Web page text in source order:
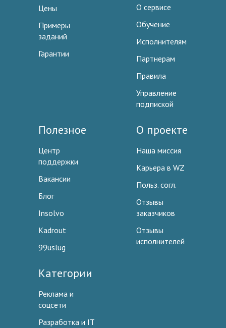
Цены
Примеры
заданий
Гарантии
О сервисе
Обучение
Исполнителям
Партнерам
Правила
Управление
подпиской
Полезное
Центр
поддержки
Вакансии
Блог
Insolvo
Kadrout
99uslug
О проекте
Наша миссия
Карьера в WZ
Польз. согл.
Отзывы
заказчиков
Отзывы
исполнителей
Категории
Реклама и
соцсети
Разработка и IT